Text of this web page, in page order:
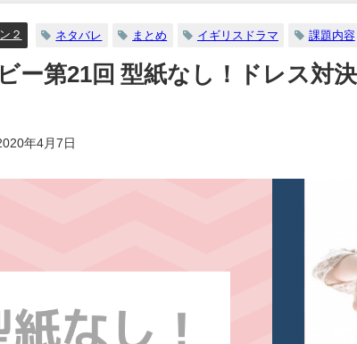
２ ネタバレ まとめ イギリスドラマ 課題内容
ー第21回 型紙なし！ドレス対
年4月7日